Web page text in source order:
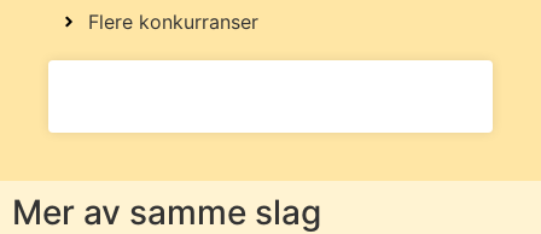
Flere konkurranser
Mer av samme slag